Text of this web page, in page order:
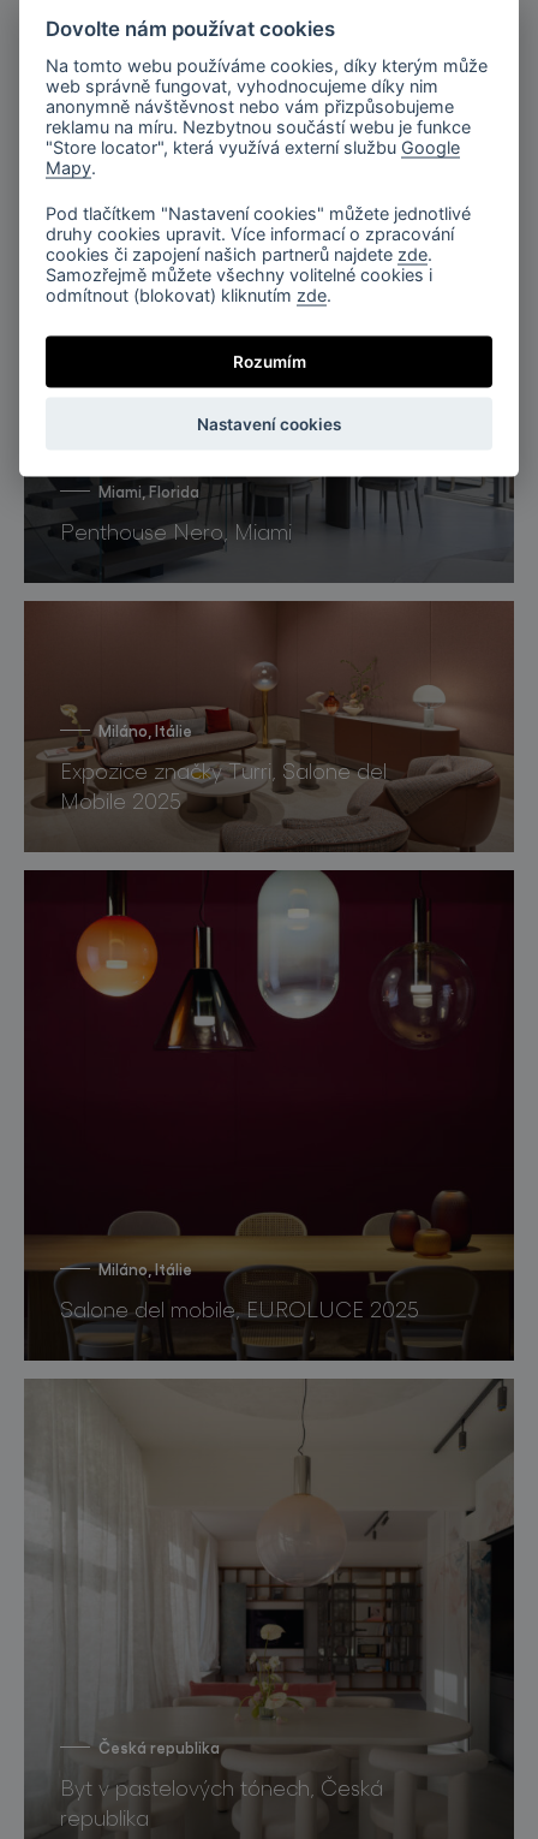
Bomma X TURRI 2026
Miami, Florida
Penthouse Nero, Miami
Miláno, Itálie
Expozice značky Turri, Salone del
Mobile 2025
Miláno, Itálie
Salone del mobile, EUROLUCE 2025
Česká republika
Byt v pastelových tónech, Česká
republika
Dovolte nám používat cookies
Na tomto webu používáme cookies, díky kterým může
web správně fungovat, vyhodnocujeme díky nim
anonymně návštěvnost nebo vám přizpůsobujeme
reklamu na míru. Nezbytnou součástí webu je funkce
"Store locator", která využívá externí službu Google
Mapy
Pod tlačítkem "Nastavení cookies" můžete jednotlivé
druhy cookies upravit. Více informací o zpracování
cookies či zapojení našich partnerů najdete zde
Samozřejmě můžete všechny volitelné cookies i
odmítnout (blokovat) kliknutím zde
Rozumím
Nastavení cookies